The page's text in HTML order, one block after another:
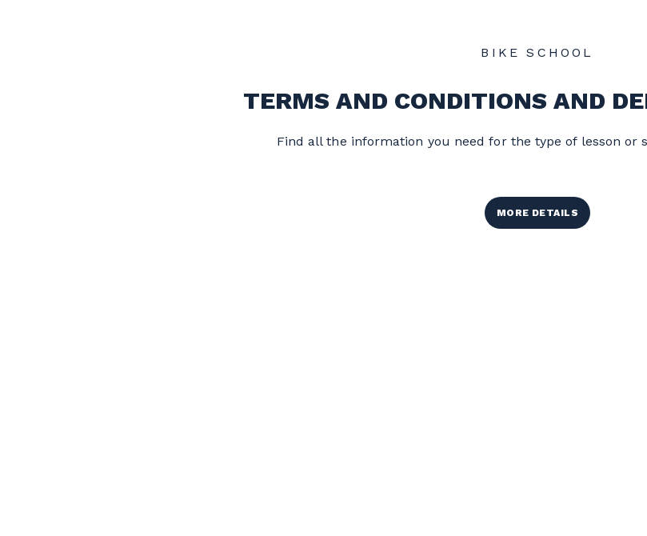
BIKE SCHOOL
TERMS AND CONDITIONS AND
Find all the information you need for the type of lesson or
MORE DETAILS